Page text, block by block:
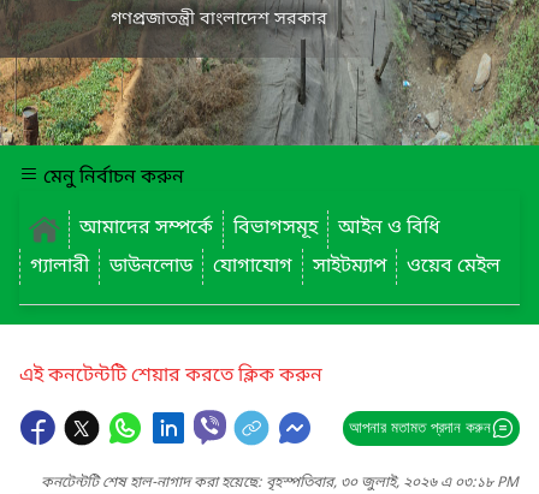
গণপ্রজাতন্ত্রী বাংলাদেশ সরকার
মেনু নির্বাচন করুন
আমাদের সম্পর্কে
বিভাগসমূহ
আইন ও বিধি
গ্যালারী
ডাউনলোড যোগাযোগ সাইটম্যাপ ওয়েব মেইল
এই কনটেন্টটি শেয়ার করতে ক্লিক করুন
আপনার মতামত প্রদান করুন
কনটেন্টটি শেষ হাল-নাগাদ করা হয়েছে: বৃহস্পতিবার, ৩০ জুলাই, ২০২৬ এ ০৩:১৮ PM